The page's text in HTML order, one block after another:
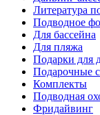
Литература
Подводное
Для бассейна
Для пляжа
Подарки для
Подарочные
Комплекты
Подводная
Фридайвинг